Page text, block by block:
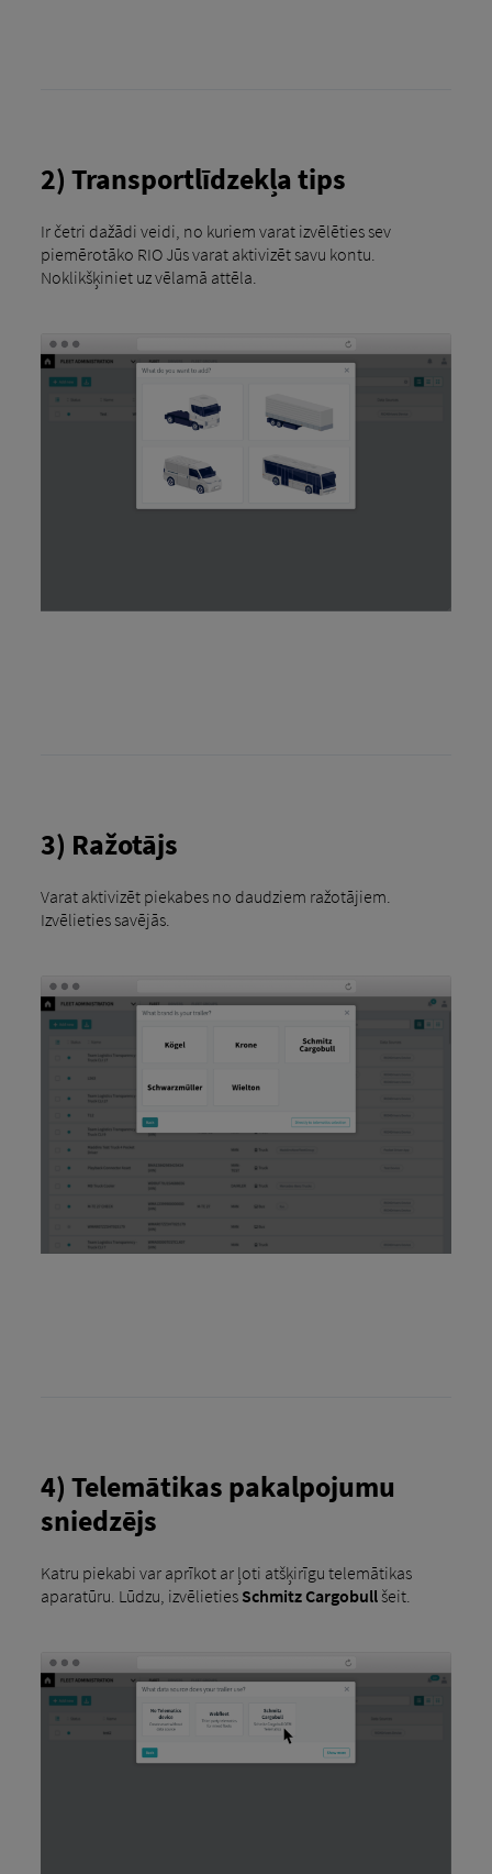
2) Transportlīdzekļa tips
Ir četri dažādi veidi, no kuriem varat izvēlēties sev
piemērotāko RIO Jūs varat aktivizēt savu kontu.
Noklikšķiniet uz vēlamā attēla.
3) Ražotājs
Varat aktivizēt piekabes no daudziem ražotājiem.
Izvēlieties savējās.
4) Telemātikas pakalpojumu
sniedzējs
Katru piekabi var aprīkot ar ļoti atšķirīgu telemātikas
aparatūru. Lūdzu, izvēlieties Schmitz Cargobullšeit.